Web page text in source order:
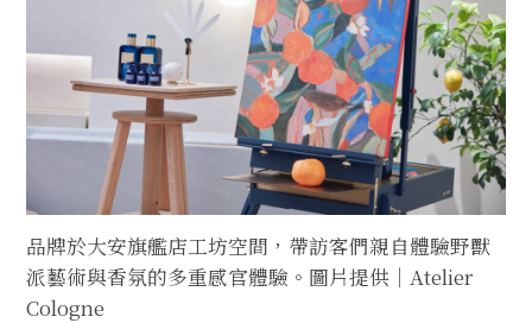
品牌於大安旗艦店工坊空間，帶訪客們親自體驗野獸
派藝術與香氛的多重感官體驗。圖片提供｜Atelier
Cologne